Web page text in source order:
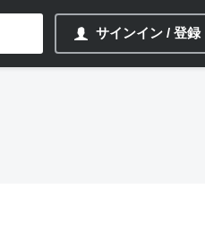
サインイン / 登録